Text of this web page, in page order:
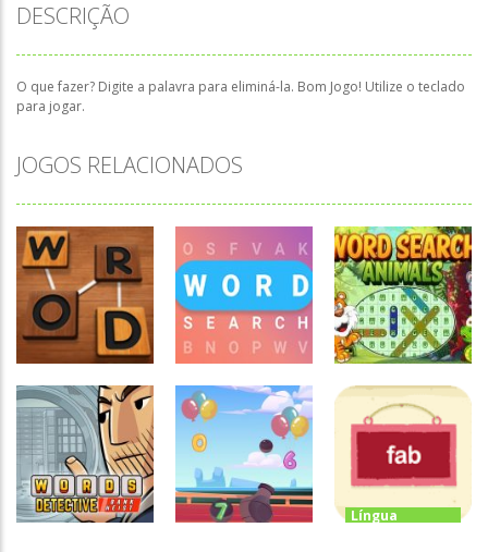
DESCRIÇÃO
O que fazer? Digite a palavra para eliminá-la. Bom Jogo! Utilize o teclado
para jogar.
JOGOS RELACIONADOS
Língua
Estrangeira
Detector de
Palavras
Caça-palavras
Caça palavras
em inglês
Língua
Estrangeira
Word Search
Animals
Língua